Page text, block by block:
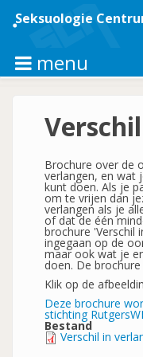
naar
gaan
Seksuologie
menu
Brochure over de
verlangen, en wat
kunt doen. Als je
om te vrijen dan
verlangen als je
of dat de één
brochure 'Verschil
ingegaan op de
maar ook wat je
doen. De
Klik op de
Deze brochure
stichting
Bestand
Verschil in